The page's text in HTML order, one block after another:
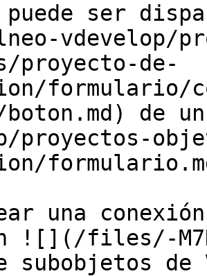
puede ser
vdevelop/
proyecto-de-
formulario/
boton.md) de
proyectos-
una
![](/files/-
subobjetos de